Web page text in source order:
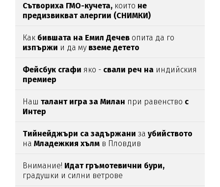
Сътвориха ГМО-кучета, които не
предизвикват алергии (СНИМКИ)
Как бившата на Емил Дечев опита да го
изпържи и да му вземе детето
Фейсбук сгафи яко - свали реч на индийския
премиер
Нашталант игра за Милан при равенство с
Интер
Тийнейджъри са задържани за убийството
наМладежкия хълм в Пловдив
Внимание! Идат гръмотевични бури,
градушки и силни ветрове